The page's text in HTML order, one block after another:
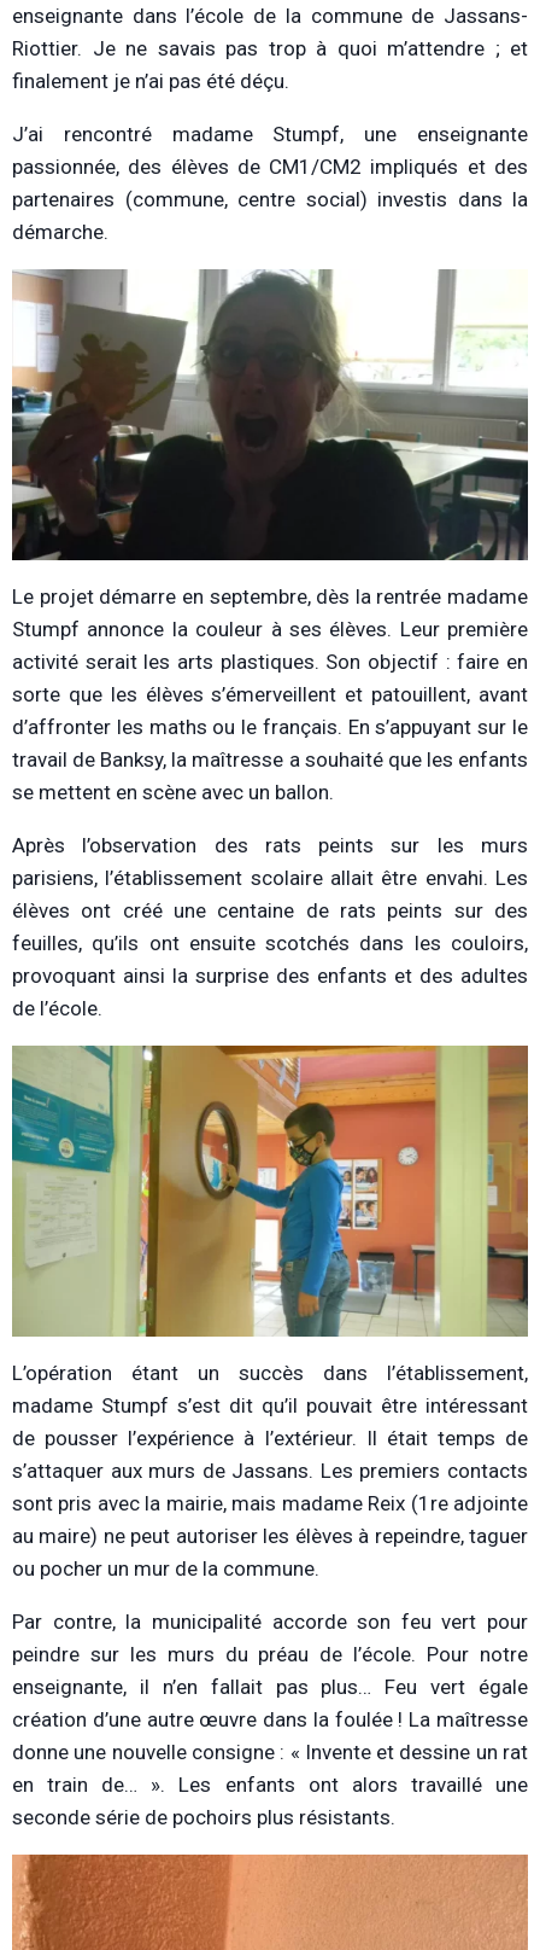
enseignante dans l’école de la commune de Jassans-
Riottier. Je ne savais pas trop à quoi m’attendre ; et
finalement je n’ai pas été déçu.
J’ai rencontré madame Stumpf, une enseignante
passionnée, des élèves de CM1/CM2 impliqués et des
partenaires (commune, centre social) investis dans la
démarche.
Le projet démarre en septembre, dès la rentrée madame
Stumpf annonce la couleur à ses élèves. Leur première
activité serait les arts plastiques. Son objectif : faire en
sorte que les élèves s’émerveillent et patouillent, avant
d’affronter les maths ou le français. En s’appuyant sur le
travail de Banksy, la maîtresse a souhaité que les enfants
se mettent en scène avec un ballon.
Après l’observation des rats peints sur les murs
parisiens, l’établissement scolaire allait être envahi. Les
élèves ont créé une centaine de rats peints sur des
feuilles, qu’ils ont ensuite scotchés dans les couloirs,
provoquant ainsi la surprise des enfants et des adultes
de l’école.
L’opération étant un succès dans l’établissement,
madame Stumpf s’est dit qu’il pouvait être intéressant
de pousser l’expérience à l’extérieur. Il était temps de
s’attaquer aux murs de Jassans. Les premiers contacts
sont pris avec la mairie, mais madame Reix (1re adjointe
au maire) ne peut autoriser les élèves à repeindre, taguer
ou pocher un mur de la commune.
Par contre, la municipalité accorde son feu vert pour
peindre sur les murs du préau de l’école. Pour notre
enseignante, il n’en fallait pas plus… Feu vert égale
création d’une autre œuvre dans la foulée ! La maîtresse
donne une nouvelle consigne : « Invente et dessine un rat
en train de… ». Les enfants ont alors travaillé une
seconde série de pochoirs plus résistants.